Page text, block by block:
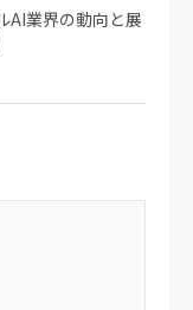
AI業界の動向と展